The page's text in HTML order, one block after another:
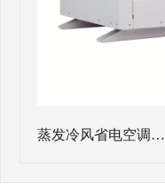
蒸发冷风省电空调…